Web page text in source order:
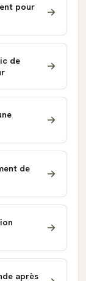
pour
de
de
après